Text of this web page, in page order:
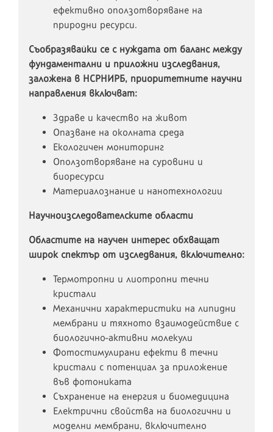
ефективно оползотворяване на
природни ресурси.
Съобразявайки се с нуждата от баланс между
фундаментални и приложни изследвания,
заложена в НСРНИРБ, приоритетните научни
направления включват:
Здраве и качество на живот
Опазване на околната среда
Екологичен мониторинг
Оползотворяване на суровини и
биоресурси
Материалознание и нанотехнологии
Научноизследователските области
Областите на научен интерес обхващат
широк спектър от изследвания, включително:
Термотропни и лиотропни течни
кристали
Механични характеристики на липидни
мембрани и тяхното взаимодействие с
биологично-активни молекули
Фотостимулирани ефекти в течни
кристали с потенциал за приложение
във фотониката
Съхранение на енергия и биомедицина
Електрични свойства на биологични и
моделни мембрани, включително